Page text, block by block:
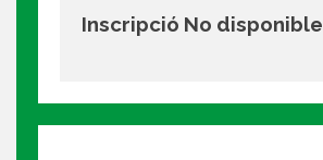
Inscripció No disponible